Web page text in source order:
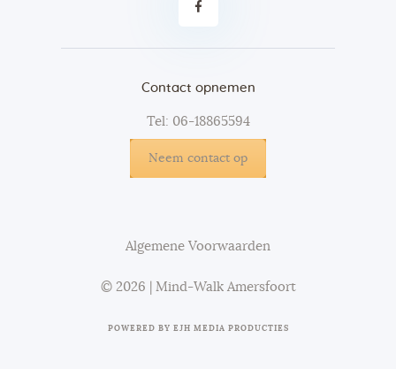
Contact opnemen
Tel: 06-18865594
Neem contact op
Algemene Voorwaarden
© 2026 | Mind-Walk Amersfoort
POWERED BY EJH MEDIA PRODUCTIES